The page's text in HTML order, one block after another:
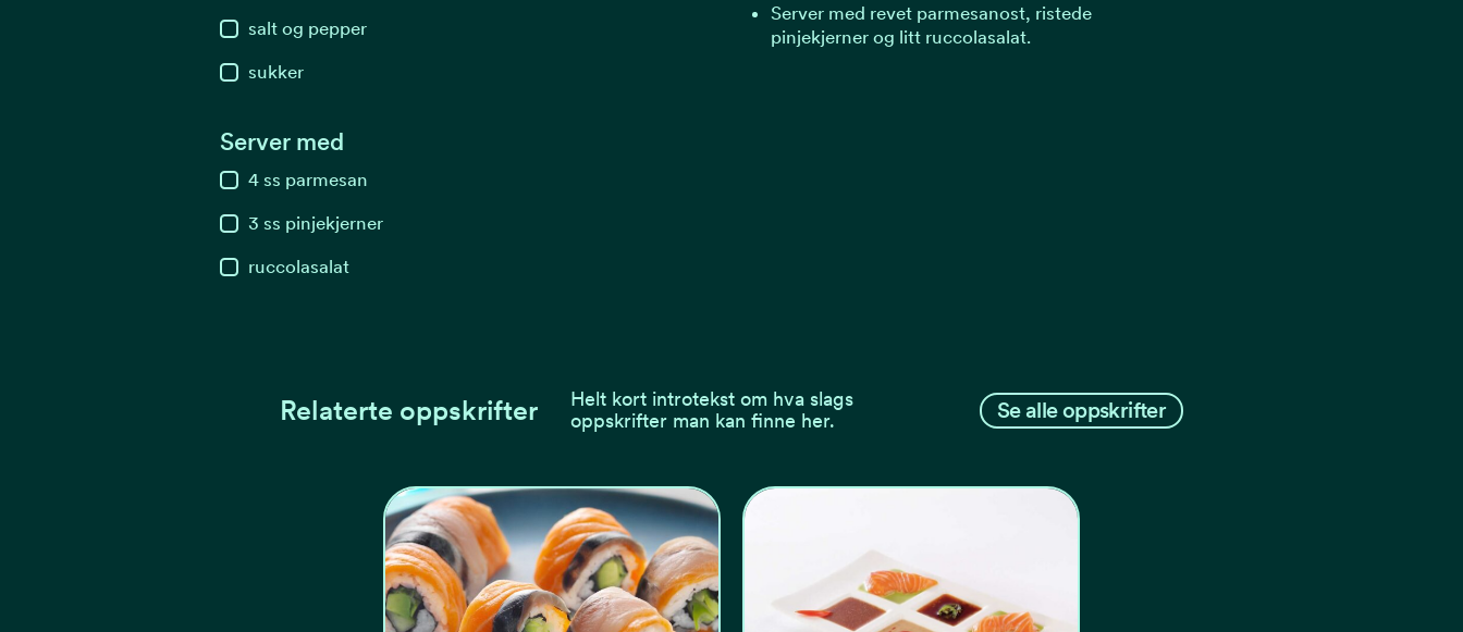
salt og pepper
sukker
Server med
4 ss parmesan
3 ss pinjekjerner
ruccolasalat
Server med revet parmesanost, ristede
pinjekjerner og litt ruccolasalat.
Relaterte oppskrifter
Helt kort introtekst om hva slags
oppskrifter man kan finne her.
Se alle oppskrifter